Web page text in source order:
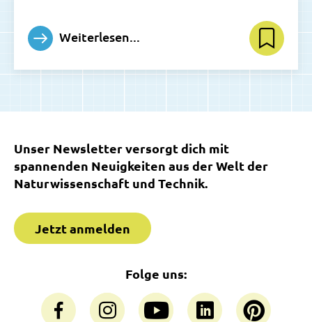
Weiterlesen...
Unser Newsletter versorgt dich mit
spannenden Neuigkeiten aus der Welt der
Naturwissenschaft und Technik.
Jetzt anmelden
Folge uns: